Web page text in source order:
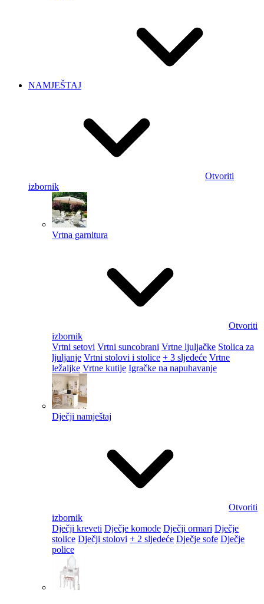
NAMJEŠTAJ
Otvoriti
izbornik
Vrtna garnitura
Otvoriti
izbornik
Vrtni setovi Vrtni suncobrani Vrtne ljuljačke Stolica za
ljuljanje Vrtni stolovi i stolice + 3 sljedeće Vrtne
ležaljke Vrtne kutije Igračke na napuhavanje
Dječji namještaj
Otvoriti
izbornik
Dječji kreveti Dječje komode Dječji ormari Dječje
stolice Dječji stolovi + 2 sljedeće Dječje sofe Dječje
police